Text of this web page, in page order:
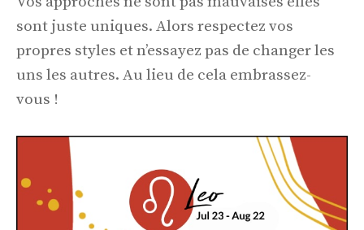
sont juste uniques. Alors respectez vos
propres styles et n’essayez pas de changer les
uns les autres. Au lieu de cela embrassez-
vous !